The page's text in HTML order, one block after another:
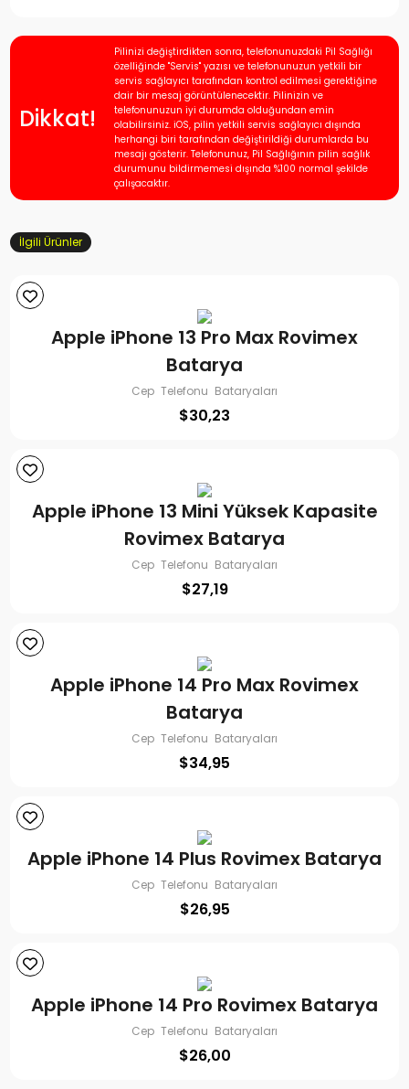
Dikkat!
Pilinizi değiştirdikten sonra, telefonunuzdaki Pil Sağlığı
özelliğinde "Servis" yazısı ve telefonunuzun yetkili bir
servis sağlayıcı tarafından kontrol edilmesi gerektiğine
dair bir mesaj görüntülenecektir. Pilinizin ve
telefonunuzun iyi durumda olduğundan emin
olabilirsiniz. iOS, pilin yetkili servis sağlayıcı dışında
herhangi biri tarafından değiştirildiği durumlarda bu
mesajı gösterir. Telefonunuz, Pil Sağlığının pilin sağlık
durumunu bildirmemesi dışında %100 normal şekilde
çalışacaktır.
İlgili Ürünler
Apple iPhone 13 Pro Max Rovimex
Batarya
Cep Telefonu Bataryaları
$30,23
Apple iPhone 13 Mini Yüksek Kapasite
Rovimex Batarya
Cep Telefonu Bataryaları
$27,19
Apple iPhone 14 Pro Max Rovimex
Batarya
Cep Telefonu Bataryaları
$34,95
Apple iPhone 14 Plus Rovimex Batarya
Cep Telefonu Bataryaları
$26,95
Apple iPhone 14 Pro Rovimex Batarya
Cep Telefonu Bataryaları
$26,00